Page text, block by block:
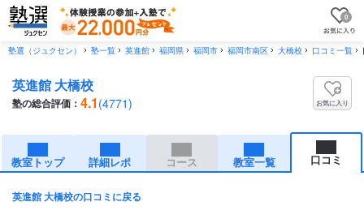
0
塾選（ジュクセン） 塾一覧 英進館 福岡県 福岡市 福岡市南区 大橋校 口コミ一覧
英進館 大橋校
塾の総合評価： 4.1 (4771) お気に入り
教室トップ 詳細レポ コース 教室一覧 口コミ
英進館 大橋校の口コミに戻る